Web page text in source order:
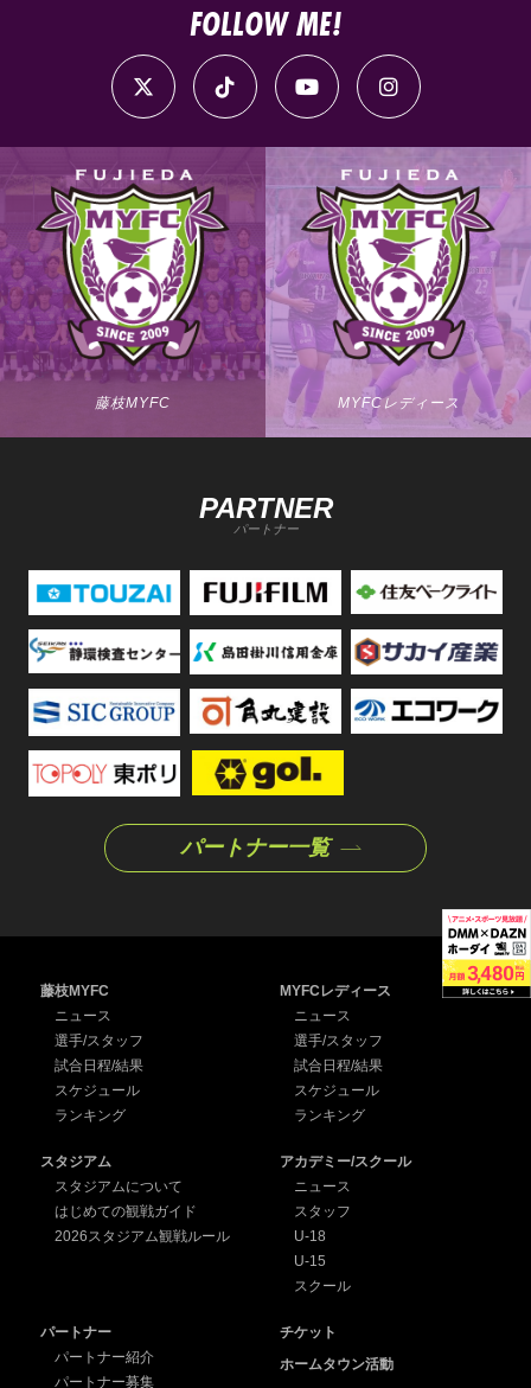
FOLLOW ME!
藤枝MYFC MYFCレディース
PARTNER
パートナー
パートナー一覧
藤枝MYFC
ニュース
選手/スタッフ
試合日程/結果
スケジュール
ランキング
MYFCレディース
ニュース
選手/スタッフ
試合日程/結果
スケジュール
ランキング
スタジアム
スタジアムについて
はじめての観戦ガイド
2026スタジアム観戦ルール
アカデミー/スクール
ニュース
スタッフ
U-18
U-15
スクール
パートナー
パートナー紹介
パートナー募集
チケット
ホームタウン活動